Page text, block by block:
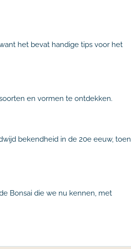
het bevat handige tips voor het
en vormen te ontdekken.
bekendheid in de 20e eeuw, toen
Bonsai die we nu kennen, met